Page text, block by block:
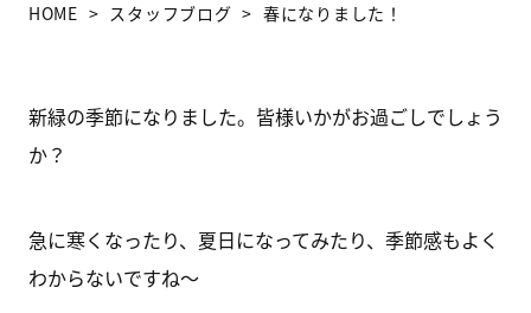
HOME スタッフブログ 春になりました！
新緑の季節になりました。皆様いかがお過ごしでしょう
か？
急に寒くなったり、夏日になってみたり、季節感もよく
わからないですね～